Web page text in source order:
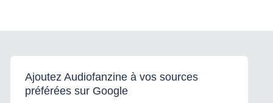
Ajoutez Audiofanzine à vos sources
préférées sur Google